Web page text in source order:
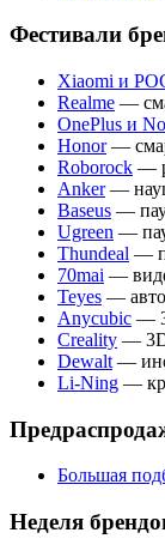
Фестивали
Xiaomi и
Realme —
OnePlus и
Honor—
Roborock —
Anker—
Baseus —
Ugreen —
Thundeal —
70mai —
Teyes —
Anycubic —
Creality —
Dewalt —
Li-Ning —
Большая
Неделя